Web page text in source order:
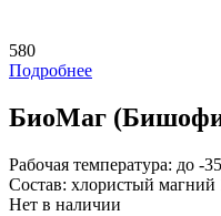
580
Подробнее
БиоМаг
Рабочая температура: до -
Состав: хлористый магний
Нет в наличии